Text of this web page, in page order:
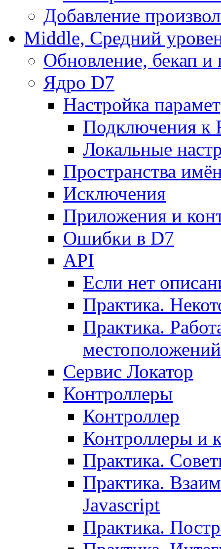
Добавление
Middle, Средний
Обновление, бекап и
Ядро D7
Настройка
Подключения к
Локальные
Пространства
Исключения
Приложения и
Ошибки в D7
API
Если нет
Практика.
Практика.
местоположений
Сервис Локатор
Контроллеры
Контроллер
Контроллеры и
Практика.
Практика.
Javascript
Практика.